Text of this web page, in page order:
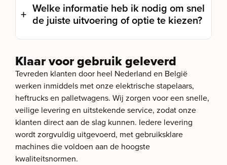
Welke informatie heb ik nodig om snel
de juiste uitvoering of optie te kiezen?
Klaar voor gebruik geleverd
Tevreden klanten door heel Nederland en België
werken inmiddels met onze elektrische stapelaars,
heftrucks en palletwagens. Wij zorgen voor een snelle,
veilige levering en uitstekende service, zodat onze
klanten direct aan de slag kunnen. Iedere levering
wordt zorgvuldig uitgevoerd, met gebruiksklare
machines die voldoen aan de hoogste
kwaliteitsnormen.